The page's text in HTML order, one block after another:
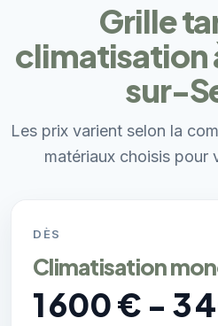
Grille
climatisation
sur-
Les prix varient selon la
matériaux choisis pour
DÈS
Climatisation
1 600 € - 3